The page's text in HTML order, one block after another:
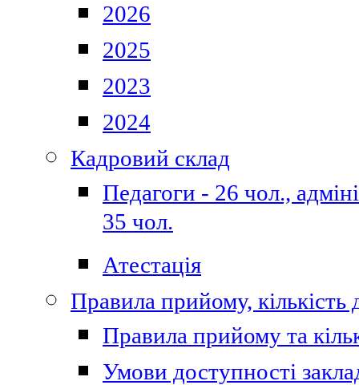
2026
2025
2023
2024
Кадровий склад
Педагоги - 26 чол.,
35 чол.
Атестація
Правила прийому, кількість
Правила прийому та
Умови доступності